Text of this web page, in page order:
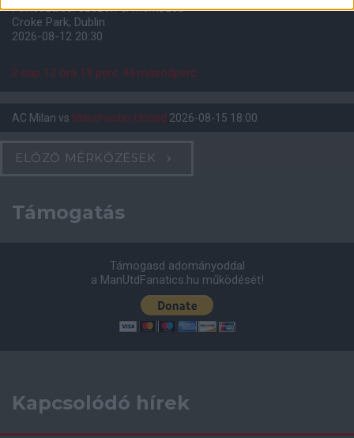
Felkészülési szezon 5. mérkőzés
Croke Park, Dublin
2026-08-12 20:30
2 nap 12 óra 13 perc 43 másodperc
AC Milan vs Manchester United 2026-08-15 18:00
ELŐZŐ MÉRKŐZÉSEK
Támogatás
Támogasd adományoddal
a ManUtdFanatics.hu működését!
Kapcsolódó hírek